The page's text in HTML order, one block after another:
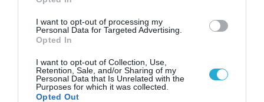
I want to opt-out of processing my
Personal Data for Targeted Advertising.
Opted In
I want to opt-out of Collection, Use,
Retention, Sale, and/or Sharing of my
Personal Data that Is Unrelated with the
Purposes for which it was collected.
Opted Out
γερμανικούς πυραύλους cruise Taurus – Σε
τι υπερέχουν των SCALP και των Storm
Shadow
Είναι από τους πιο προηγμένους πυραύλους